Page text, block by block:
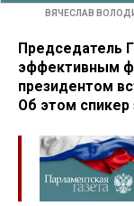
ВЯЧЕСЛАВ
Председатель
эффективным
президентом
Об этом спикер